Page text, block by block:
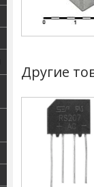
Другие